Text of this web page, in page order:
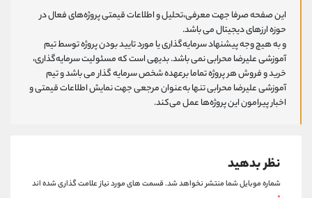
این صفحه صرفا جهت معرفی،تحلیل و اطلاعات قیمتی پروژه‌های فعال در
حوزه ارزهای دیجیتال می باشد.
و به هیچ وجه پیشنهاد سرمایه‌گذاری یا مورد تایید بودن پروژه توسط تیم
آموزشی علیرضا محرابی نمی باشد. بدیهی است که مسئولیت سرمایه‌گذاری،
خرید و فروش هر پروژه تماما برعهده شخص سرمایه گذار می باشد و تیم
آموزشی علیرضا محرابی تنها به‌عنوان مرجعی جهت نمایش اطلاعات قیمتی و
اخبار پیرامون این پروژه‌‌ها عمل می‌کند.
نظر بدهید
شماره موبایل شما منتشر نخواهد شد.قسمت های مورد نیاز علامت گذاری شده اند